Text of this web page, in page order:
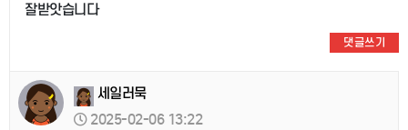
잘받앗습니다
댓글쓰기
세일러묵
2025-02-06 13:22